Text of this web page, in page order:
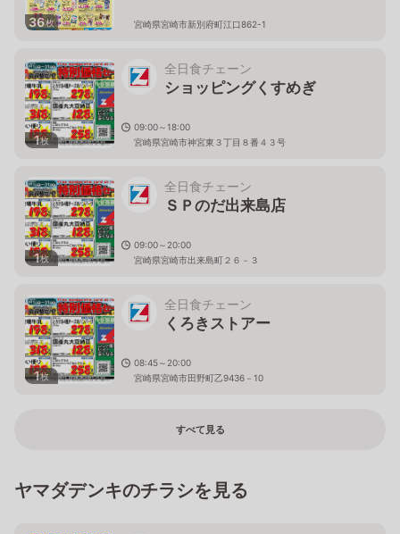
36枚 宮崎県宮崎市新別府町江口862-1
1枚
全日食チェーン
ショッピングくすめぎ
09:00～18:00
宮崎県宮崎市神宮東３丁目８番４３号
1枚
全日食チェーン
ＳＰのだ出来島店
09:00～20:00
宮崎県宮崎市出来島町２６－３
1枚
全日食チェーン
くろきストアー
08:45～20:00
宮崎県宮崎市田野町乙9436－10
すべて見る
ヤマダデンキのチラシを見る